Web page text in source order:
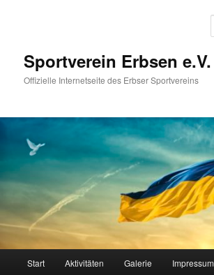
Sportverein Erbsen e.V.
Offizielle Internetseite des Erbser Sportvereins
Start Aktivitäten Galerie Impressum